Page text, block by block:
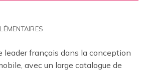
leader français dans la conception
avec un large catalogue de